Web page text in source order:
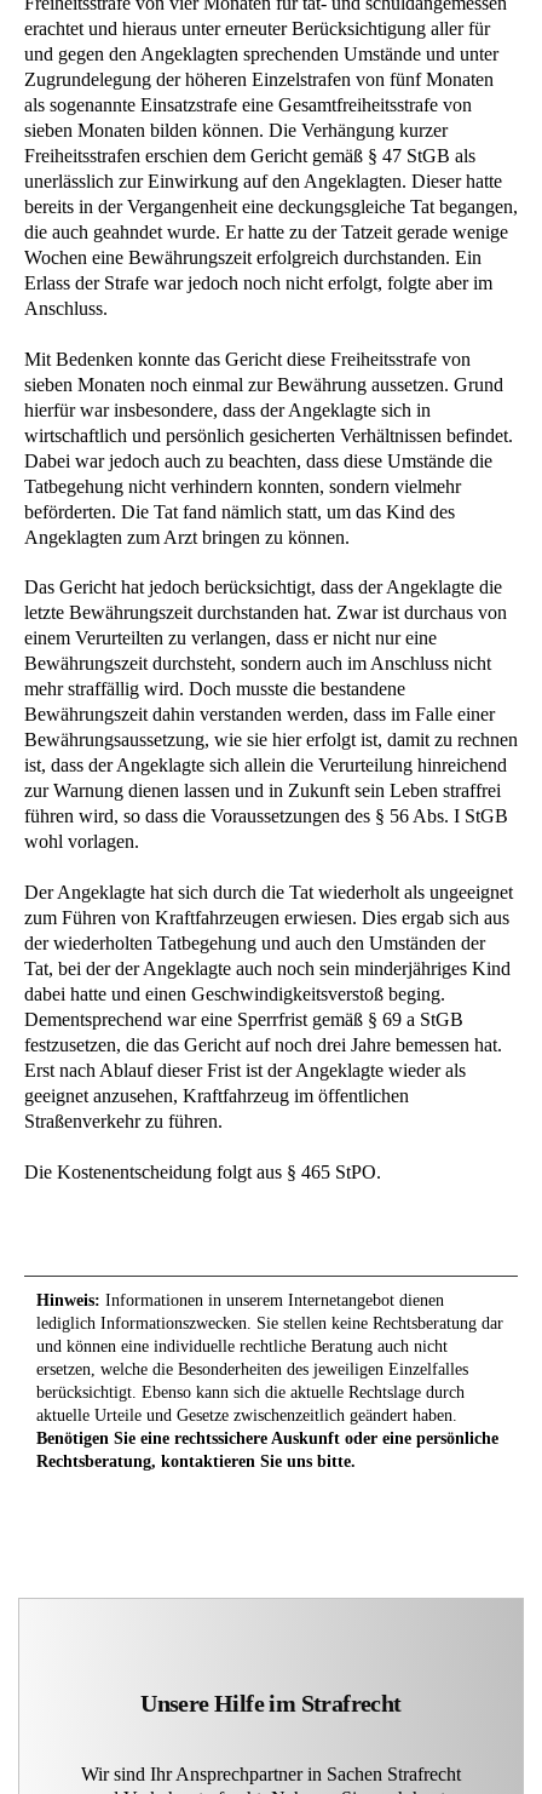
erachtet und hieraus unter erneuter Berücksichtigung aller für
und gegen den Angeklagten sprechenden Umstände und unter
Zugrundelegung der höheren Einzelstrafen von fünf Monaten
als sogenannte Einsatzstrafe eine Gesamtfreiheitsstrafe von
sieben Monaten bilden können. Die Verhängung kurzer
Freiheitsstrafen erschien dem Gericht gemäß § 47 StGB als
unerlässlich zur Einwirkung auf den Angeklagten. Dieser hatte
bereits in der Vergangenheit eine deckungsgleiche Tat begangen,
die auch geahndet wurde. Er hatte zu der Tatzeit gerade wenige
Wochen eine Bewährungszeit erfolgreich durchstanden. Ein
Erlass der Strafe war jedoch noch nicht erfolgt, folgte aber im
Anschluss.
Mit Bedenken konnte das Gericht diese Freiheitsstrafe von
sieben Monaten noch einmal zur Bewährung aussetzen. Grund
hierfür war insbesondere, dass der Angeklagte sich in
wirtschaftlich und persönlich gesicherten Verhältnissen befindet.
Dabei war jedoch auch zu beachten, dass diese Umstände die
Tatbegehung nicht verhindern konnten, sondern vielmehr
beförderten. Die Tat fand nämlich statt, um das Kind des
Angeklagten zum Arzt bringen zu können.
Das Gericht hat jedoch berücksichtigt, dass der Angeklagte die
letzte Bewährungszeit durchstanden hat. Zwar ist durchaus von
einem Verurteilten zu verlangen, dass er nicht nur eine
Bewährungszeit durchsteht, sondern auch im Anschluss nicht
mehr straffällig wird. Doch musste die bestandene
Bewährungszeit dahin verstanden werden, dass im Falle einer
Bewährungsaussetzung, wie sie hier erfolgt ist, damit zu rechnen
ist, dass der Angeklagte sich allein die Verurteilung hinreichend
zur Warnung dienen lassen und in Zukunft sein Leben straffrei
führen wird, so dass die Voraussetzungen des § 56 Abs. I StGB
wohl vorlagen.
Der Angeklagte hat sich durch die Tat wiederholt als ungeeignet
zum Führen von Kraftfahrzeugen erwiesen. Dies ergab sich aus
der wiederholten Tatbegehung und auch den Umständen der
Tat, bei der der Angeklagte auch noch sein minderjähriges Kind
dabei hatte und einen Geschwindigkeitsverstoß beging.
Dementsprechend war eine Sperrfrist gemäß § 69 a StGB
festzusetzen, die das Gericht auf noch drei Jahre bemessen hat.
Erst nach Ablauf dieser Frist ist der Angeklagte wieder als
geeignet anzusehen, Kraftfahrzeug im öffentlichen
Straßenverkehr zu führen.
Die Kostenentscheidung folgt aus § 465 StPO.
Hinweis: Informationen in unserem Internetangebot dienen
lediglich Informationszwecken. Sie stellen keine Rechtsberatung dar
und können eine individuelle rechtliche Beratung auch nicht
ersetzen, welche die Besonderheiten des jeweiligen Einzelfalles
berücksichtigt. Ebenso kann sich die aktuelle Rechtslage durch
aktuelle Urteile und Gesetze zwischenzeitlich geändert haben.
Benötigen Sie eine rechtssichere Auskunft oder eine persönliche
Rechtsberatung, kontaktieren Sie uns bitte.
Unsere Hilfe im Strafrecht
Wir sind Ihr Ansprechpartner in Sachen Strafrecht